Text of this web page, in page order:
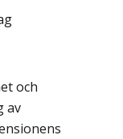
och
av